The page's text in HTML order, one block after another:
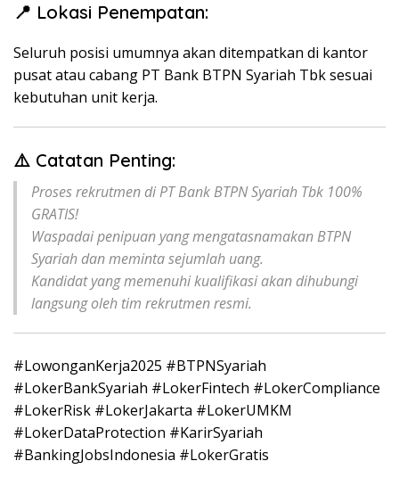
📍 Lokasi Penempatan:
Seluruh posisi umumnya akan ditempatkan di kantor
pusat atau cabang PT Bank BTPN Syariah Tbk sesuai
kebutuhan unit kerja.
⚠️ Catatan Penting:
Proses rekrutmen di PT Bank BTPN Syariah Tbk 100%
GRATIS!
Waspadai penipuan yang mengatasnamakan BTPN
Syariah dan meminta sejumlah uang.
Kandidat yang memenuhi kualifikasi akan dihubungi
langsung oleh tim rekrutmen resmi.
#LowonganKerja2025 #BTPNSyariah
#LokerBankSyariah #LokerFintech #LokerCompliance
#LokerRisk #LokerJakarta #LokerUMKM
#LokerDataProtection #KarirSyariah
#BankingJobsIndonesia #LokerGratis